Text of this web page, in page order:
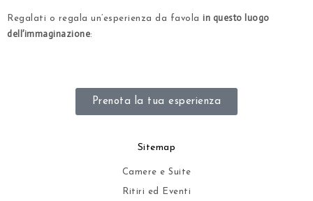
Regalati o regala un’esperienza da favola in questo luogo
dell’immaginazione:
Prenota la tua esperienza
Sitemap
Camere e Suite
Ritiri ed Eventi